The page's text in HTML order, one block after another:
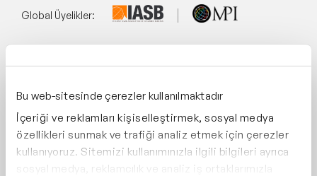
Bu web-sitesinde çerezler kullanılmaktadır
İçeriği ve reklamları kişiselleştirmek, sosyal medya
özellikleri sunmak ve trafiği analiz etmek için çerezler
kullanıyoruz. Sitemizi kullanımınızla ilgili bilgileri ayrıca
sosyal medya, reklamcılık ve analiz iş ortaklarımızla
Global Üyelikler:
Destekliyoruz: